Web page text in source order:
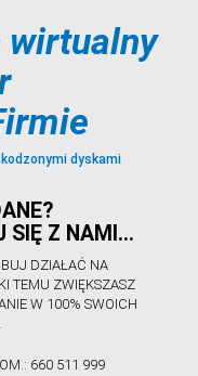
wirtualny
dyskami
SIĘ Z NAMI…
DZIAŁAĆ NA
TEMU ZWIĘKSZASZ
W 100% SWOICH
660 511 999